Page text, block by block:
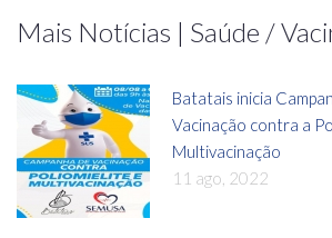
Mais Notícias | Saúde /
Batatais inicia
Vacinação contra a
Multivacinação
11 ago, 2022